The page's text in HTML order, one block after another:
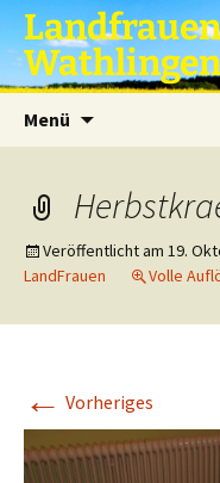
Zum
Inhalt
springen
Menü
Veröffentlicht am 19.
LandFrauen
Volle
← Vorheriges